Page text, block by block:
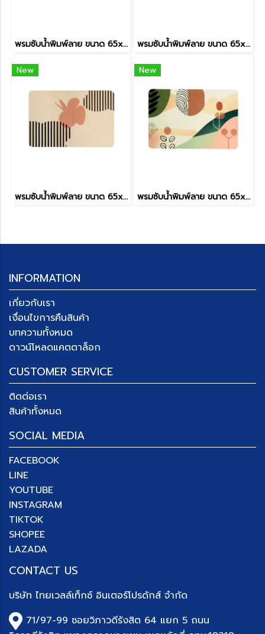
พรมซับน้ำพิมพ์ลาย ขนาด 65x45 cm รุ่น BM-245/04 พรมซับน้ำพิมพ์ลาย ขนาด 65x45 cm รุ่น BM-245/03
New
พรมซับน้ำพิมพ์ลาย ขนาด 65x45 cm รุ่น BM-245/01
New
พรมซับน้ำพิมพ์ลาย ขนาด 65x45 cm รุ่น BM-245/02
INFORMATION
เกี่ยวกับเรา
เงื่อนไขการคืนสินค้า
บทความทั้งหมด
ดาวน์โหลดแคตตาล็อก
CUSTOMER SERVICE
ติดต่อเรา
สินค้าทั้งหมด
SOCIAL MEDIA
FACEBOOK
LINE
YOUTUBE
INSTAGRAM
TIKTOK
SHOPEE
LAZADA
CONTACT US
บริษัท ไทยเวลล์เท็กซ์ อินเตอร์โปรดักส์ จำกัด
71/97-99 ซอยวิภาวดีรังสิต 64 แยก 5 ถนน